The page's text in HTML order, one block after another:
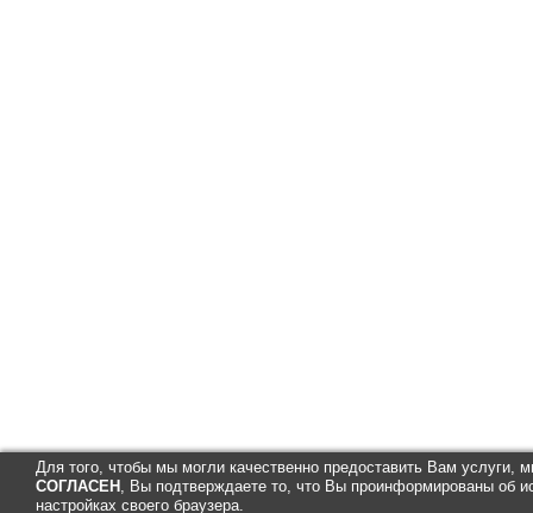
Для того, чтобы мы могли качественно предоставить Вам
СОГЛАСЕН , Вы подтверждаете то, что Вы проинформированы об
настройках своего браузера.